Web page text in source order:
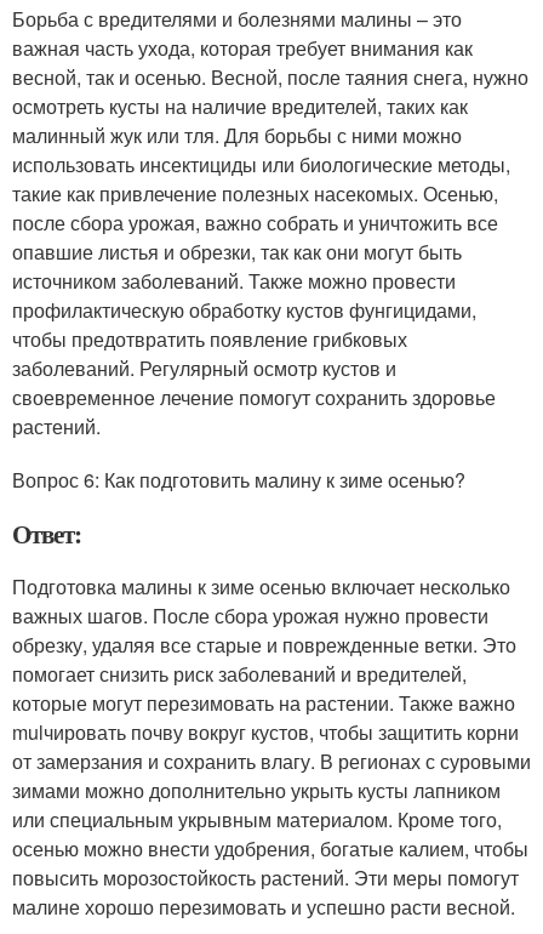
Борьба с вредителями и болезнями малины – это
важная часть ухода, которая требует внимания как
весной, так и осенью. Весной, после таяния снега, нужно
осмотреть кусты на наличие вредителей, таких как
малинный жук или тля. Для борьбы с ними можно
использовать инсектициды или биологические методы,
такие как привлечение полезных насекомых. Осенью,
после сбора урожая, важно собрать и уничтожить все
опавшие листья и обрезки, так как они могут быть
источником заболеваний. Также можно провести
профилактическую обработку кустов фунгицидами,
чтобы предотвратить появление грибковых
заболеваний. Регулярный осмотр кустов и
своевременное лечение помогут сохранить здоровье
растений.
Вопрос 6: Как подготовить малину к зиме осенью?
Ответ:
Подготовка малины к зиме осенью включает несколько
важных шагов. После сбора урожая нужно провести
обрезку, удаляя все старые и поврежденные ветки. Это
помогает снизить риск заболеваний и вредителей,
которые могут перезимовать на растении. Также важно
mulчировать почву вокруг кустов, чтобы защитить корни
от замерзания и сохранить влагу. В регионах с суровыми
зимами можно дополнительно укрыть кусты лапником
или специальным укрывным материалом. Кроме того,
осенью можно внести удобрения, богатые калием, чтобы
повысить морозостойкость растений. Эти меры помогут
малине хорошо перезимовать и успешно расти весной.